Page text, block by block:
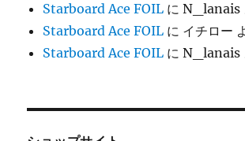
Starboard Ace FOIL にN_lanais
Starboard Ace FOIL に イチロー
Starboard Ace FOIL にN_lanais